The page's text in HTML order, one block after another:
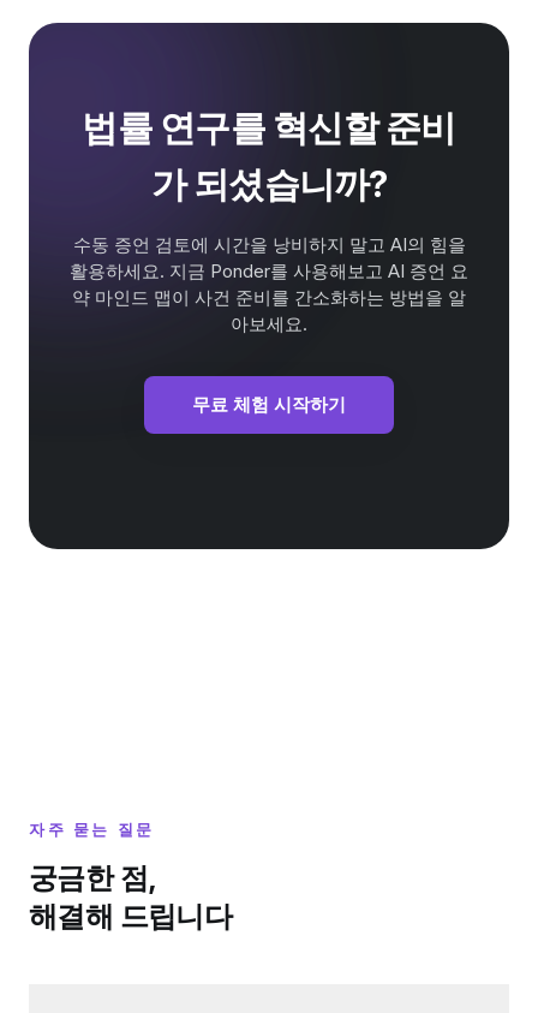
법률 연구를 혁신할 준비
가 되셨습니까?
수동 증언 검토에 시간을 낭비하지 말고 AI의 힘을
활용하세요. 지금 Ponder를 사용해보고 AI 증언 요
약 마인드 맵이 사건 준비를 간소화하는 방법을 알
아보세요.
무료 체험 시작하기
자주 묻는 질문
궁금한 점,
해결해 드립니다